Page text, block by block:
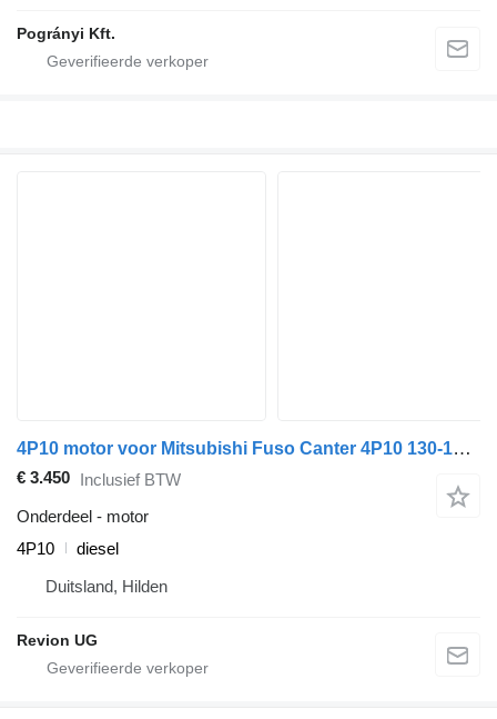
Pogrányi Kft.
4P10 motor voor Mitsubishi Fuso Canter 4P10 130-180PS vrachtwagen
€ 3.450 Inclusief BTW
Onderdeel - motor
4P10
diesel
Duitsland, Hilden
Revion UG